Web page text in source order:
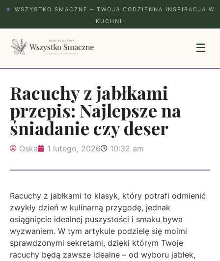
★
WSZYSTKO SMACZNE – TWOJA CODZIENNA INSPIRACJA W
KUCHNI.
☰
Racuchy z jabłkami
przepis: Najlepsze na
śniadanie czy deser
Oska 1 lutego, 2026 10:32 am
Racuchy z jabłkami to klasyk, który potrafi odmienić
zwykły dzień w kulinarną przygodę, jednak
osiągnięcie idealnej puszystości i smaku bywa
wyzwaniem. W tym artykule podzielę się moimi
sprawdzonymi sekretami, dzięki którym Twoje
racuchy będą zawsze idealne – od wyboru jabłek,